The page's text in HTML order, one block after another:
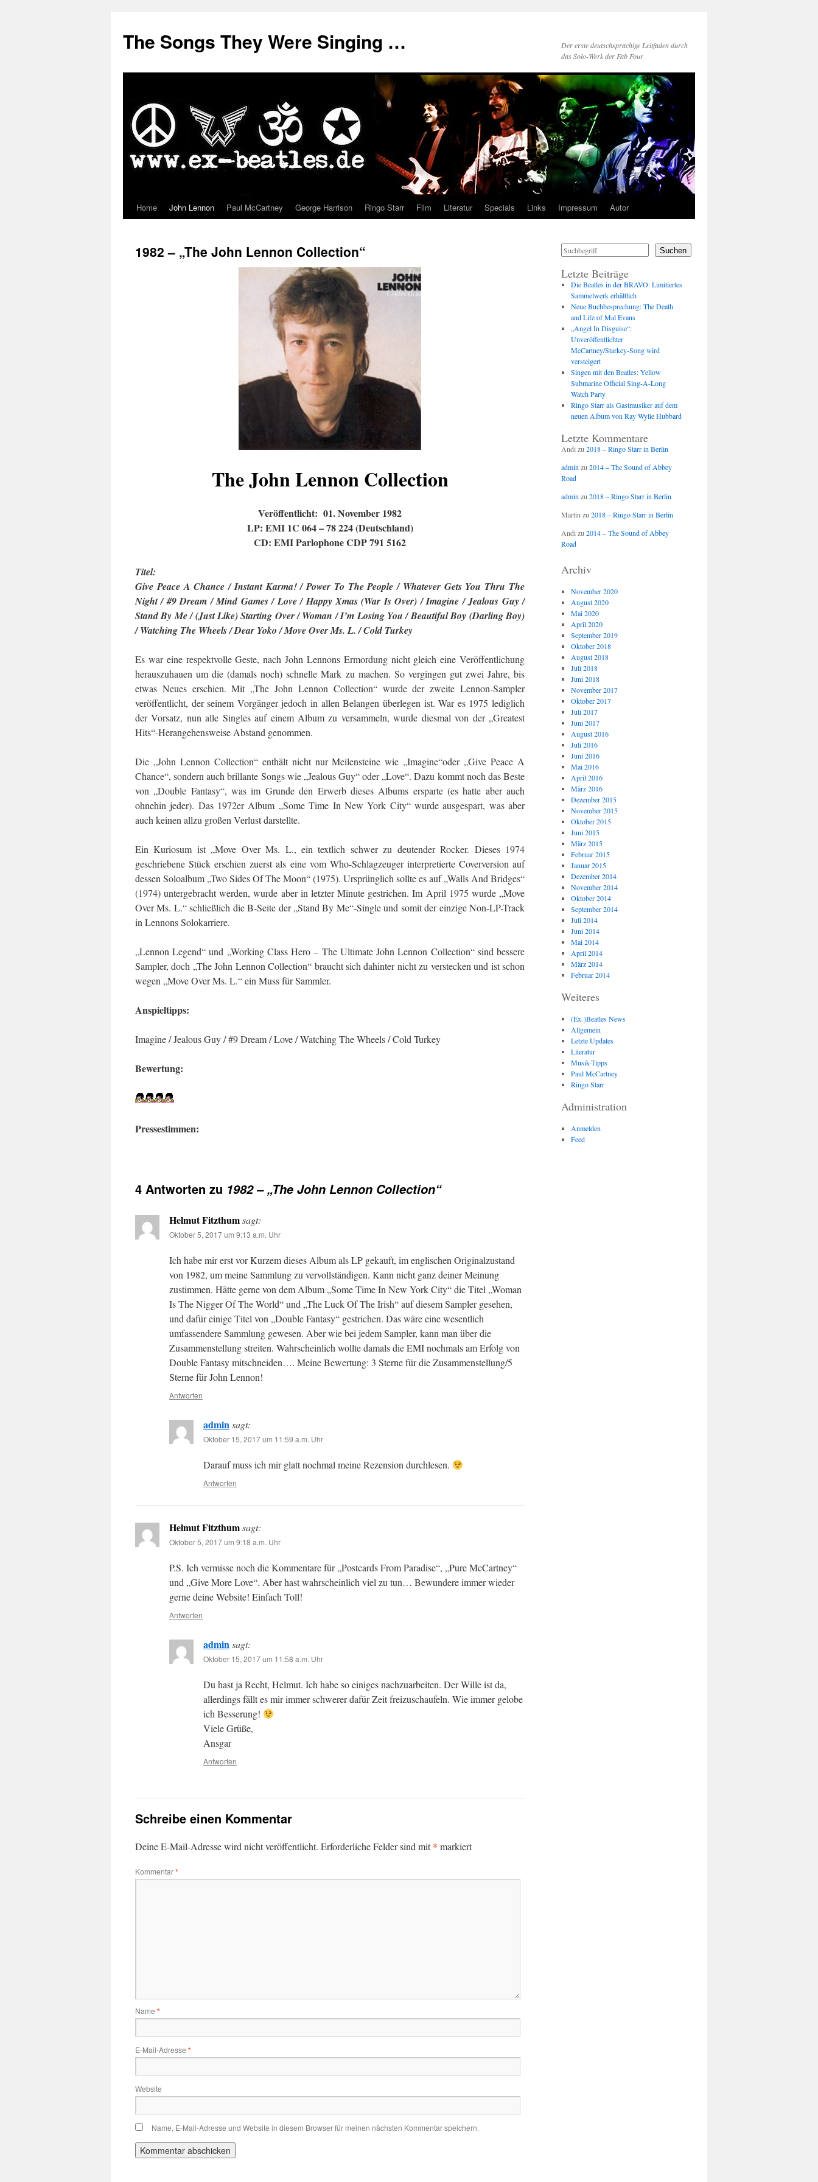
The Songs They Were Singing …
Der erste deutschsprachige Leitfaden durch
das Solo-Werk der Fab Four
Zum
springen
Home John Lennon Paul McCartney George Harrison Ringo Starr Film Literatur Specials Links Impressum Autor
1982 – „The John Lennon Collection“
The John Lennon Collection
Veröffentlicht: 01. November 1982
LP: EMI 1C 064 – 78 224 (Deutschland)
CD: EMI Parlophone CDP 791 5162
Titel:
Give Peace A Chance / Instant Karma! / Power To The People / Whatever Gets You Thru The
Night / #9 Dream / Mind Games / Love / Happy Xmas (War Is Over) / Imagine / Jealous Guy /
Stand By Me / (Just Like) Starting Over / Woman / I’m Losing You / Beautiful Boy (Darling Boy)
/ Watching The Wheels / Dear Yoko / Move Over Ms. L. / Cold Turkey
Es war eine respektvolle Geste, nach John Lennons Ermordung nicht gleich eine Veröffentlichung
herauszuhauen um die (damals noch) schnelle Mark zu machen. So vergingen gut zwei Jahre, bis
etwas Neues erschien. Mit „The John Lennon Collection“ wurde der zweite Lennon-Sampler
veröffentlicht, der seinem Vorgänger jedoch in allen Belangen überlegen ist. War es 1975 lediglich
der Vorsatz, nun alle Singles auf einem Album zu versammeln, wurde diesmal von der „Greatest
Hits“-Herangehensweise Abstand genommen.
Die „John Lennon Collection“ enthält nicht nur Meilensteine wie „Imagine“oder „Give Peace A
Chance“, sondern auch brillante Songs wie „Jealous Guy“ oder „Love“. Dazu kommt noch das Beste
von „Double Fantasy“, was im Grunde den Erwerb dieses Albums ersparte (es hatte aber auch
ohnehin jeder). Das 1972er Album „Some Time In New York City“ wurde ausgespart, was aber
auch keinen allzu großen Verlust darstellte.
Ein Kuriosum ist „Move Over Ms. L., ein textlich schwer zu deutender Rocker. Dieses 1974
geschriebene Stück erschien zuerst als eine vom Who-Schlagzeuger interpretierte Coverversion auf
dessen Soloalbum „Two Sides Of The Moon“ (1975). Ursprünglich sollte es auf „Walls And Bridges“
(1974) untergebracht werden, wurde aber in letzter Minute gestrichen. Im April 1975 wurde „Move
Over Ms. L.“ schließlich die B-Seite der „Stand By Me“-Single und somit der einzige Non-LP-Track
in Lennons Solokarriere.
„Lennon Legend“ und „Working Class Hero – The Ultimate John Lennon Collection“ sind bessere
Sampler, doch „The John Lennon Collection“ braucht sich dahinter nicht zu verstecken und ist schon
wegen „Move Over Ms. L.“ ein Muss für Sammler.
Anspieltipps:
Imagine / Jealous Guy / #9 Dream / Love / Watching The Wheels / Cold Turkey
Bewertung:
Pressestimmen:
4 Antworten zu 1982 – „The John Lennon Collection“
Helmut Fitzthumsagt:
Oktober 5, 2017 um 9:13 a.m. Uhr
Ich habe mir erst vor Kurzem dieses Album als LP gekauft, im englischen Originalzustand
von 1982, um meine Sammlung zu vervollständigen. Kann nicht ganz deiner Meinung
zustimmen. Hätte gerne von dem Album „Some Time In New York City“ die Titel „Woman
Is The Nigger Of The World“ und „The Luck Of The Irish“ auf diesem Sampler gesehen,
und dafür einige Titel von „Double Fantasy“ gestrichen. Das wäre eine wesentlich
umfassendere Sammlung gewesen. Aber wie bei jedem Sampler, kann man über die
Zusammenstellung streiten. Wahrscheinlich wollte damals die EMI nochmals am Erfolg von
Double Fantasy mitschneiden…. Meine Bewertung: 3 Sterne für die Zusammenstellung/5
Sterne für John Lennon!
Antworten
adminsagt:
Oktober 15, 2017 um 11:59 a.m. Uhr
Darauf muss ich mir glatt nochmal meine Rezension durchlesen.
Antworten
Helmut Fitzthumsagt:
Oktober 5, 2017 um 9:18 a.m. Uhr
P.S. Ich vermisse noch die Kommentare für „Postcards From Paradise“, „Pure McCartney“
und „Give More Love“. Aber hast wahrscheinlich viel zu tun… Bewundere immer wieder
gerne deine Website! Einfach Toll!
Antworten
adminsagt:
Oktober 15, 2017 um 11:58 a.m. Uhr
Du hast ja Recht, Helmut. Ich habe so einiges nachzuarbeiten. Der Wille ist da,
allerdings fällt es mir immer schwerer dafür Zeit freizuschaufeln. Wie immer gelobe
ich Besserung!
Viele Grüße,
Ansgar
Antworten
Schreibe einen Kommentar
Deine E-Mail-Adresse wird nicht veröffentlicht. Erforderliche Felder sind mit* markiert
Kommentar*
Name *
E-Mail-Adresse *
Website
Name, E-Mail-Adresse und Website in diesem Browser für meinen nächsten Kommentar speichern.
Suchen
Letzte Beiträge
Die Beatles in der BRAVO: Limitiertes
Sammelwerk erhältlich
Neue Buchbesprechung: The Death
and Life of Mal Evans
„Angel In Disguise“:
Unveröffentlichter
McCartney/Starkey-Song wird
versteigert
Singen mit den Beatles: Yellow
Submarine Official Sing-A-Long
Watch Party
Ringo Starr als Gastmusiker auf dem
neuen Album von Ray Wylie Hubbard
Letzte Kommentare
Andi zu 2018 – Ringo Starr in Berlin
admin zu 2014 – The Sound of Abbey
Road
admin zu 2018 – Ringo Starr in Berlin
Martin zu 2018 – Ringo Starr in Berlin
Andi zu 2014 – The Sound of Abbey
Road
Archiv
November 2020
August 2020
Mai 2020
April 2020
September 2019
Oktober 2018
August 2018
Juli 2018
Juni 2018
November 2017
Oktober 2017
Juli 2017
Juni 2017
August 2016
Juli 2016
Juni 2016
Mai 2016
April 2016
März 2016
Dezember 2015
November 2015
Oktober 2015
Juni 2015
März 2015
Februar 2015
Januar 2015
Dezember 2014
November 2014
Oktober 2014
September 2014
Juli 2014
Juni 2014
Mai 2014
April 2014
März 2014
Februar 2014
Weiteres
(Ex-)Beatles News
Allgemein
Letzte Updates
Literatur
Musik-Tipps
Paul McCartney
Ringo Starr
Administration
Anmelden
Feed